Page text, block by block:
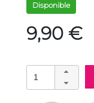
Disponible
9,90 €